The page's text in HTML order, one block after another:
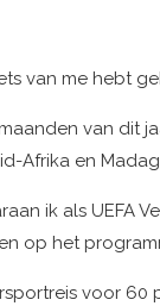
van me hebt
van dit
Afrika en
ik als UEFA
op het
voor 60